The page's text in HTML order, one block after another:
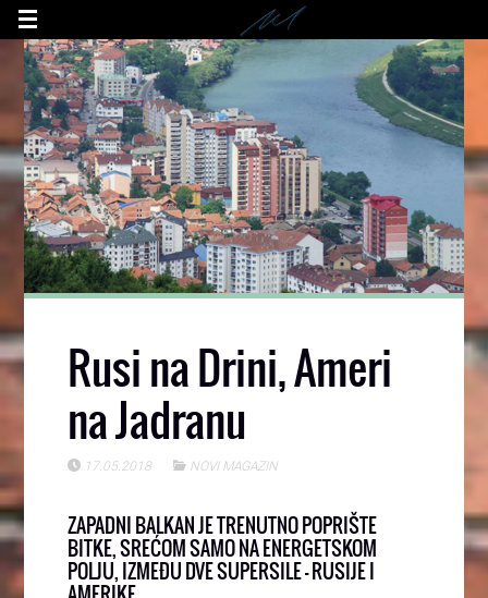
Rusi na Drini, Ameri
na Jadranu
17.05.2018 NOVI MAGAZIN
ZAPADNI BALKAN JE TRENUTNO POPRIŠTE
BITKE, SREĆOM SAMO NA ENERGETSKOM
POLJU, IZMEĐU DVE SUPERSILE – RUSIJE I